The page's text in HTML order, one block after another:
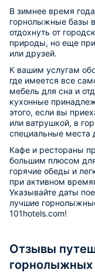
В зимнее время
горнолыжные базы
отдохнуть от
природы, но еще
или друзей.
К вашим услугам
где имеется все
мебель для сна и
кухонные
этого, если вы
или ватрушкой, в
специальные места
Кафе и рестораны
большим плюсом
горячие обеды и
при активном
Указывайте даты
лучшие
101hotels.com!
Отзывы
горнолыжных